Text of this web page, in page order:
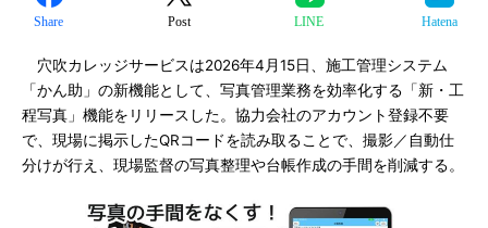
Share Post LINE Hatena
穴吹カレッジサービスは2026年4月15日、施工管理システム
「かん助」の新機能として、写真管理業務を効率化する「新・工
程写真」機能をリリースした。協力会社のアカウント登録不要
で、現場に掲示したQRコードを読み取ることで、撮影／自動仕
分けが行え、現場監督の写真整理や台帳作成の手間を削減する。